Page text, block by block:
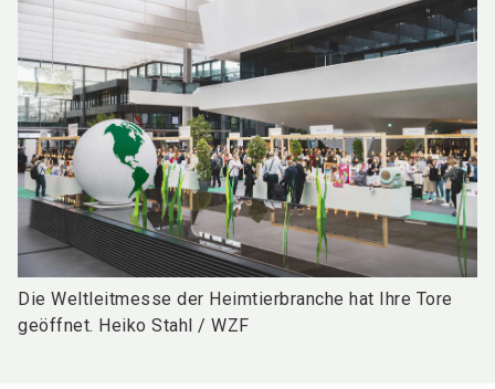
Die Weltleitmesse der Heimtierbranche hat Ihre Tore
geöffnet. Heiko Stahl / WZF